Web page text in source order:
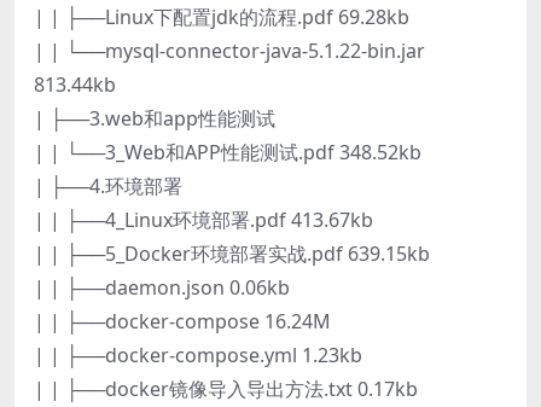
| | ├──Linux下配置jdk的流程.pdf 69.28kb
| | └──mysql-connector-java-5.1.22-bin.jar
813.44kb
| ├──3.web和app性能测试
| | └──3_Web和APP性能测试.pdf 348.52kb
| ├──4.环境部署
| | ├──4_Linux环境部署.pdf 413.67kb
| | ├──5_Docker环境部署实战.pdf 639.15kb
| | ├──daemon.json 0.06kb
| | ├──docker-compose 16.24M
| | ├──docker-compose.yml 1.23kb
| | ├──docker镜像导入导出方法.txt 0.17kb